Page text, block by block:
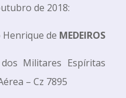
de 2018:
Henrique de MEDEIROS
Militares Espíritas
– Cz 7895